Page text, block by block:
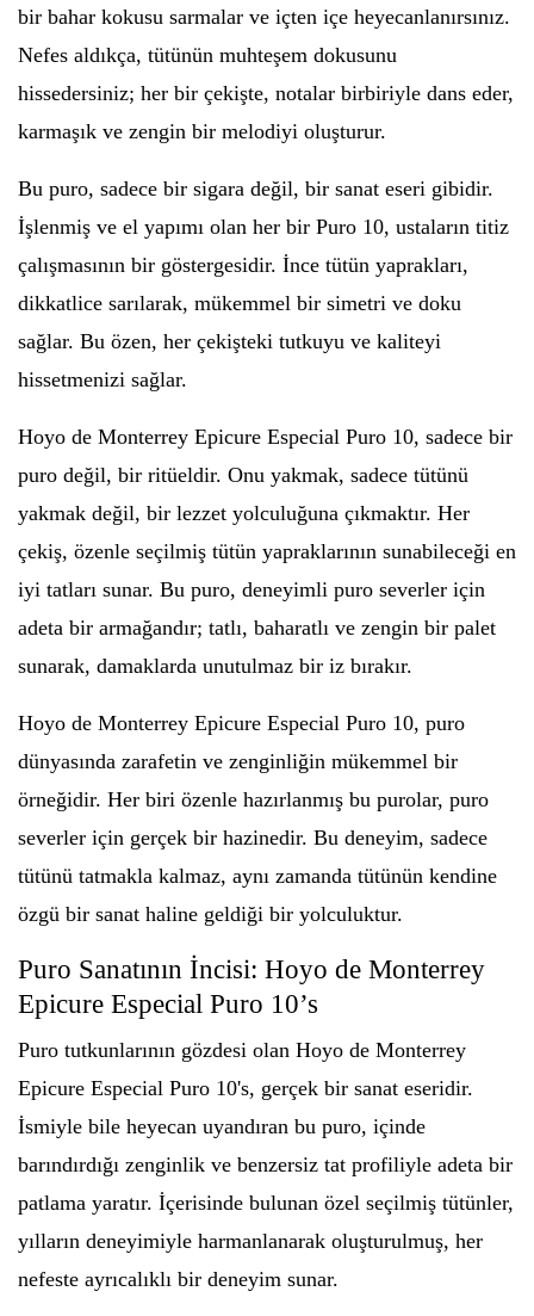
bir bahar kokusu sarmalar ve içten içe heyecanlanırsınız.
Nefes aldıkça, tütünün muhteşem dokusunu
hissedersiniz; her bir çekişte, notalar birbiriyle dans eder,
karmaşık ve zengin bir melodiyi oluşturur.
Bu puro, sadece bir sigara değil, bir sanat eseri gibidir.
İşlenmiş ve el yapımı olan her bir Puro 10, ustaların titiz
çalışmasının bir göstergesidir. İnce tütün yaprakları,
dikkatlice sarılarak, mükemmel bir simetri ve doku
sağlar. Bu özen, her çekişteki tutkuyu ve kaliteyi
hissetmenizi sağlar.
Hoyo de Monterrey Epicure Especial Puro 10, sadece bir
puro değil, bir ritüeldir. Onu yakmak, sadece tütünü
yakmak değil, bir lezzet yolculuğuna çıkmaktır. Her
çekiş, özenle seçilmiş tütün yapraklarının sunabileceği en
iyi tatları sunar. Bu puro, deneyimli puro severler için
adeta bir armağandır; tatlı, baharatlı ve zengin bir palet
sunarak, damaklarda unutulmaz bir iz bırakır.
Hoyo de Monterrey Epicure Especial Puro 10, puro
dünyasında zarafetin ve zenginliğin mükemmel bir
örneğidir. Her biri özenle hazırlanmış bu purolar, puro
severler için gerçek bir hazinedir. Bu deneyim, sadece
tütünü tatmakla kalmaz, aynı zamanda tütünün kendine
özgü bir sanat haline geldiği bir yolculuktur.
Puro Sanatının İncisi: Hoyo de Monterrey
Epicure Especial Puro 10’s
Puro tutkunlarının gözdesi olan Hoyo de Monterrey
Epicure Especial Puro 10's, gerçek bir sanat eseridir.
İsmiyle bile heyecan uyandıran bu puro, içinde
barındırdığı zenginlik ve benzersiz tat profiliyle adeta bir
patlama yaratır. İçerisinde bulunan özel seçilmiş tütünler,
yılların deneyimiyle harmanlanarak oluşturulmuş, her
nefeste ayrıcalıklı bir deneyim sunar.